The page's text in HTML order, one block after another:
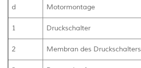
d Motormontage
1 Druckschalter
2 Membran des Druckschalters